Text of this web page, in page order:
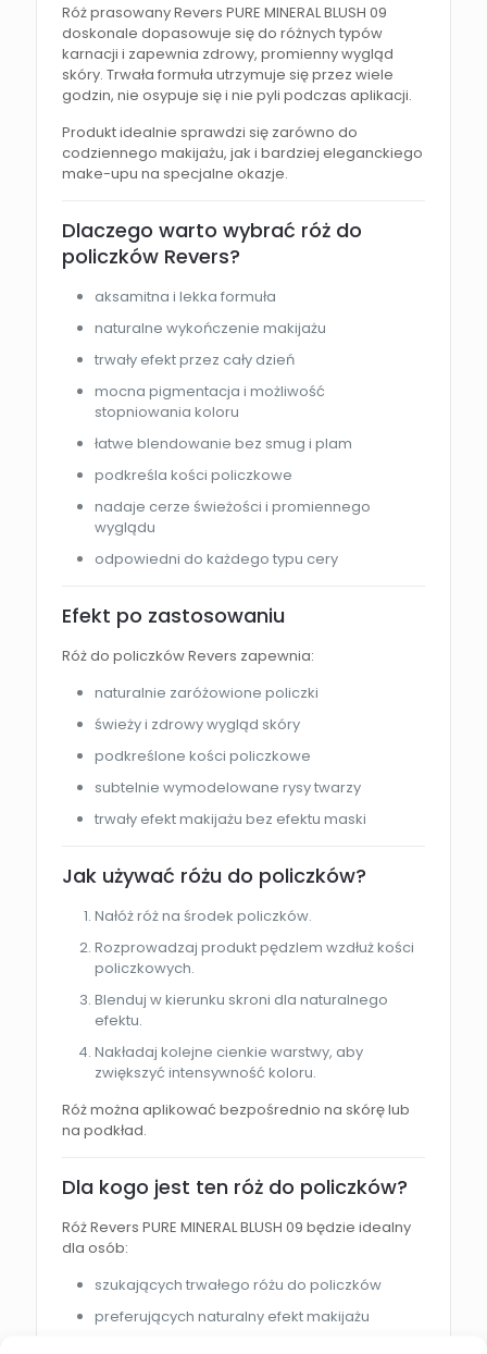
Róż prasowany Revers PURE MINERAL BLUSH 09
doskonale dopasowuje się do różnych typów
karnacji i zapewnia zdrowy, promienny wygląd
skóry. Trwała formuła utrzymuje się przez wiele
godzin, nie osypuje się i nie pyli podczas aplikacji.
Produkt idealnie sprawdzi się zarówno do
codziennego makijażu, jak i bardziej eleganckiego
make-upu na specjalne okazje.
Dlaczego warto wybrać róż do
policzków Revers?
aksamitna i lekka formuła
naturalne wykończenie makijażu
trwały efekt przez cały dzień
mocna pigmentacja i możliwość
stopniowania koloru
łatwe blendowanie bez smug i plam
podkreśla kości policzkowe
nadaje cerze świeżości i promiennego
wyglądu
odpowiedni do każdego typu cery
Efekt po zastosowaniu
Róż do policzków Revers zapewnia:
naturalnie zaróżowione policzki
świeży i zdrowy wygląd skóry
podkreślone kości policzkowe
subtelnie wymodelowane rysy twarzy
trwały efekt makijażu bez efektu maski
Jak używać różu do policzków?
Nałóż róż na środek policzków.
Rozprowadzaj produkt pędzlem wzdłuż kości
policzkowych.
Blenduj w kierunku skroni dla naturalnego
efektu.
Nakładaj kolejne cienkie warstwy, aby
zwiększyć intensywność koloru.
Róż można aplikować bezpośrednio na skórę lub
na podkład.
Dla kogo jest ten róż do policzków?
Róż Revers PURE MINERAL BLUSH 09 będzie idealny
dla osób:
szukających trwałego różu do policzków
preferujących naturalny efekt makijażu